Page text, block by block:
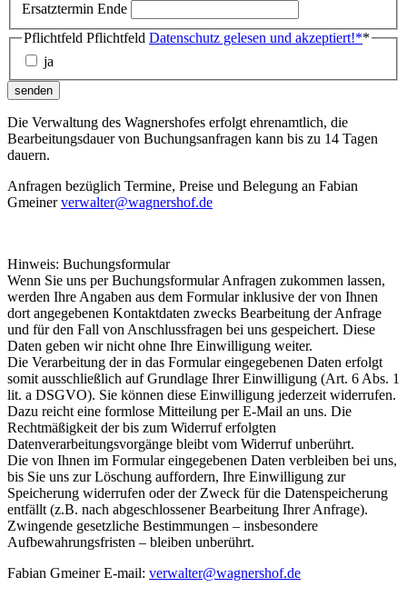
Ersatztermin Ende
Pflichtfeld Pflichtfeld Datenschutz gelesen und akzeptiert!**
ja
senden
Die Verwaltung des Wagnershofes erfolgt ehrenamtlich, die
Bearbeitungsdauer von Buchungsanfragen kann bis zu 14 Tagen
dauern.
Anfragen bezüglich Termine, Preise und Belegung an Fabian
Gmeinerverwalter@wagnershof.de
Hinweis: Buchungsformular
Wenn Sie uns per Buchungsformular Anfragen zukommen lassen,
werden Ihre Angaben aus dem Formular inklusive der von Ihnen
dort angegebenen Kontaktdaten zwecks Bearbeitung der Anfrage
und für den Fall von Anschlussfragen bei uns gespeichert. Diese
Daten geben wir nicht ohne Ihre Einwilligung weiter.
Die Verarbeitung der in das Formular eingegebenen Daten erfolgt
somit ausschließlich auf Grundlage Ihrer Einwilligung (Art. 6 Abs. 1
lit. a DSGVO). Sie können diese Einwilligung jederzeit widerrufen.
Dazu reicht eine formlose Mitteilung per E-Mail an uns. Die
Rechtmäßigkeit der bis zum Widerruf erfolgten
Datenverarbeitungsvorgänge bleibt vom Widerruf unberührt.
Die von Ihnen im Formular eingegebenen Daten verbleiben bei uns,
bis Sie uns zur Löschung auffordern, Ihre Einwilligung zur
Speicherung widerrufen oder der Zweck für die Datenspeicherung
entfällt (z.B. nach abgeschlossener Bearbeitung Ihrer Anfrage).
Zwingende gesetzliche Bestimmungen – insbesondere
Aufbewahrungsfristen – bleiben unberührt.
Fabian Gmeiner E-mail: verwalter@wagnershof.de